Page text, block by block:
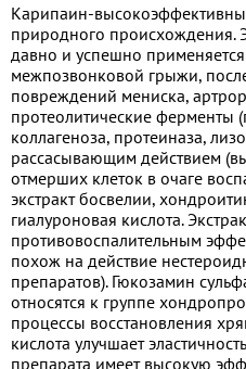
Карипаин-
природного происхождения.
давно и успешно
межпозвонковой грыжи,
повреждений мениска,
протеолитические ферменты
коллагеноза, протеиназа,
рассасывающим действием
отмерших клеток в очаге
экстракт босвелии,
гиалуроновая кислота.
противовоспалительным
похож на действие
препаратов). Гюкозамин
относятся к группе
процессы восстановления
кислота улучшает
препарата имеет высокую